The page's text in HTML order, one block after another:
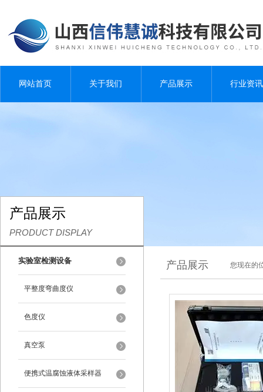
网站首页 关于我们 产品展示 行业资讯
产品展示
PRODUCT DISPLAY
实验室检测设备
平整度弯曲度仪
色度仪
真空泵
便携式温腐蚀液体采样器
产品展示 您现在的